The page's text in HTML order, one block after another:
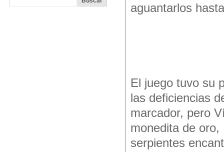
aguantarlos
El juego tuvo su
las deficiencias
marcador, pero
monedita de
serpientes